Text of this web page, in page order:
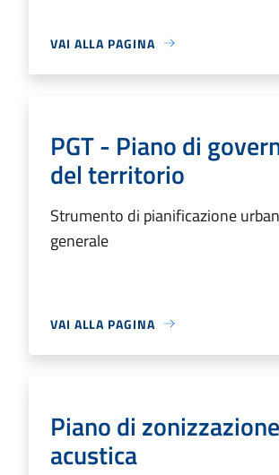
VAI ALLA PAGINA
PGT - Piano di
del territorio
Strumento di pianificazione
generale
VAI ALLA PAGINA
Piano di zonizzazione
acustica